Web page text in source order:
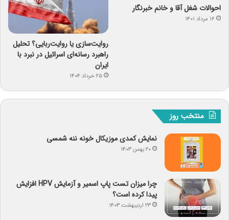
احوالات شغل آقا و خانم خبرنگار
۱۶ مرداد ۱۴۰۱
روایت‌سازی یا روایت‌ربایی؟ تحلیل
راهبرد رسانه‌ای اسرائیل در نبرد با
ایران
۲۵ خرداد ۱۴۰۴
منتخب روز
نمایش کمدی موزیکال خونه ننه شمسی
۲۰ بهمن ۱۴۰۳
چرا میزان تست پاپ اسمیر و آزمایش HPV افزایش
پیدا کرده است؟
۲۳ اردیبهشت ۱۴۰۳